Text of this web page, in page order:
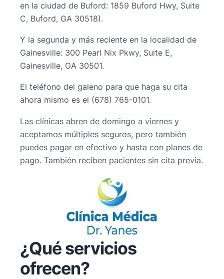
en la ciudad de Buford: 1859 Buford Hwy, Suite
C, Buford, GA 30518).
Y la segunda y más reciente en la localidad de
Gainesville: 300 Pearl Nix Pkwy, Suite E,
Gainesville, GA 30501.
El teléfono del galeno para que haga su cita
ahora mismo es el (678) 765-0101.
Las clínicas abren de domingo a viernes y
aceptamos múltiples seguros, pero también
puedes pagar en efectivo y hasta con planes de
pago. También reciben pacientes sin cita previa.
¿Qué servicios
ofrecen?